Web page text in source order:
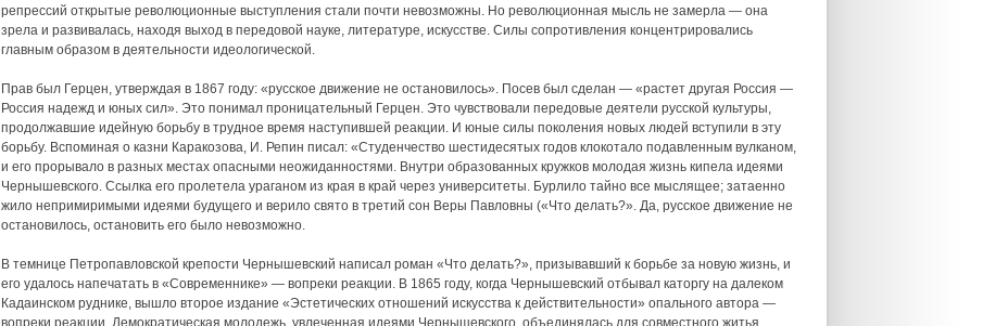
репрессий открытые революционные выступления стали почти невозможны. Но революционная мысль не замерла — она
зрела и развивалась, находя выход в передовой науке, литературе, искусстве. Силы сопротивления концентрировались
главным образом в деятельности идеологической.
Прав был Герцен, утверждая в 1867 году: «русское движение не остановилось». Посев был сделан — «растет другая Россия —
Россия надежд и юных сил». Это понимал проницательный Герцен. Это чувствовали передовые деятели русской культуры,
продолжавшие идейную борьбу в трудное время наступившей реакции. И юные силы поколения новых людей вступили в эту
борьбу. Вспоминая о казни Каракозова, И. Репин писал: «Студенчество шестидесятых годов клокотало подавленным вулканом,
и его прорывало в разных местах опасными неожиданностями. Внутри образованных кружков молодая жизнь кипела идеями
Чернышевского. Ссылка его пролетела ураганом из края в край через университеты. Бурлило тайно все мыслящее; затаенно
жило непримиримыми идеями будущего и верило свято в третий сон Веры Павловны («Что делать?». Да, русское движение не
остановилось, остановить его было невозможно.
В темнице Петропавловской крепости Чернышевский написал роман «Что делать?», призывавший к борьбе за новую жизнь, и
его удалось напечатать в «Современнике» — вопреки реакции. В 1865 году, когда Чернышевский отбывал каторгу на далеком
Кадаинском руднике, вышло второе издание «Эстетических отношений искусства к действительности» опального автора —
вопреки реакции. Демократическая молодежь, увлеченная идеями Чернышевского, объединялась для совместного житья,